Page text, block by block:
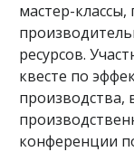
мастер-
ресурсов.
квесте по
производства,
конференции